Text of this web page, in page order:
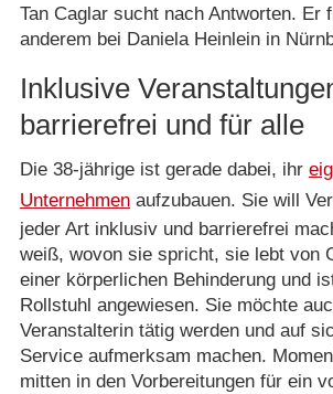
Tan Caglar sucht nach Antworten. Er
anderem bei Daniela Heinlein in
Inklusive
barrierefrei und für alle
Die 38-jährige ist gerade dabei, ihr
Unternehmenaufzubauen. Sie will
jeder Art inklusiv und barrierefrei
weiß, wovon sie spricht, sie lebt von
einer körperlichen Behinderung und
Rollstuhl angewiesen. Sie möchte
Veranstalterin tätig werden und auf
Service aufmerksam machen.
mitten in den Vorbereitungen für ein